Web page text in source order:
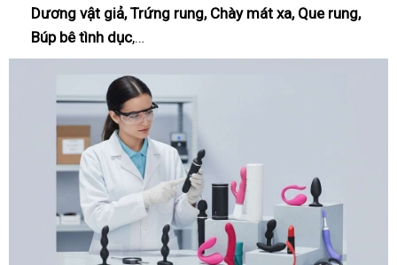
Dương vật giả, Trứng rung, Chày mát xa, Que rung,
Búp bê tình dục,…